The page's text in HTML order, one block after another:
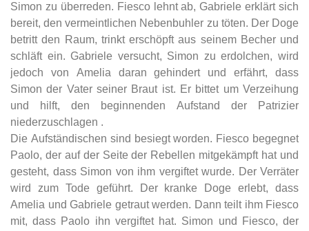
Simon zu überreden. Fiesco lehnt ab, Gabriele erklärt sich
bereit, den vermeintlichen Nebenbuhler zu töten. Der Doge
betritt den Raum, trinkt erschöpft aus seinem Becher und
schläft ein. Gabriele versucht, Simon zu erdolchen, wird
jedoch von Amelia daran gehindert und erfährt, dass
Simon der Vater seiner Braut ist. Er bittet um Verzeihung
und hilft, den beginnenden Aufstand der Patrizier
niederzuschlagen .
Die Aufständischen sind besiegt worden. Fiesco begegnet
Paolo, der auf der Seite der Rebellen mitgekämpft hat und
gesteht, dass Simon von ihm vergiftet wurde. Der Verräter
wird zum Tode geführt. Der kranke Doge erlebt, dass
Amelia und Gabriele getraut werden. Dann teilt ihm Fiesco
mit, dass Paolo ihn vergiftet hat. Simon und Fiesco, der